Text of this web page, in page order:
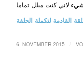
القادمة لتكملة الحلقة
6. NOVEMBER 2015